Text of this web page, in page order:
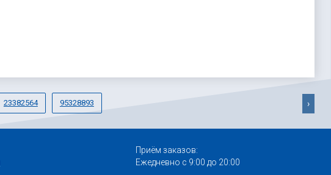
23382564 95328893 ›
Приём заказов:
Ежедневно с 9:00 до 20:00